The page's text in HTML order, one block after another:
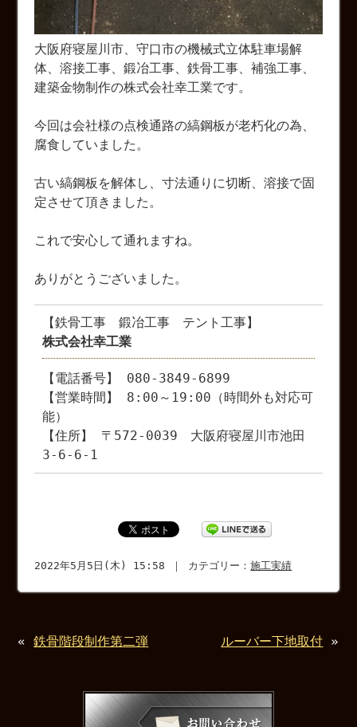
大阪府寝屋川市、守口市の機械式立体駐車場解
体、溶接工事、鍛冶工事、鉄骨工事、補強工事、
建築金物制作の株式会社幸工業です。
今回は会社様の点検通路の縞鋼板が老朽化の為、
腐食していました。
古い縞鋼板を解体し、寸法通りに切断、溶接で固
定させて頂きました。
これで安心して通れますね。
ありがとうございました。
【鉄骨工事 鍛冶工事 テント工事】
株式会社幸工業
【電話番号】 080-3849-6899
【営業時間】 8:00～19:00（時間外も対応可
能）
【住所】 〒572-0039 大阪府寝屋川市池田
3-6-6-1
2022年5月5日(木) 15:58 ｜ カテゴリー：施工実績
«鉄骨階段制作第二弾 ルーバー下地取付 »